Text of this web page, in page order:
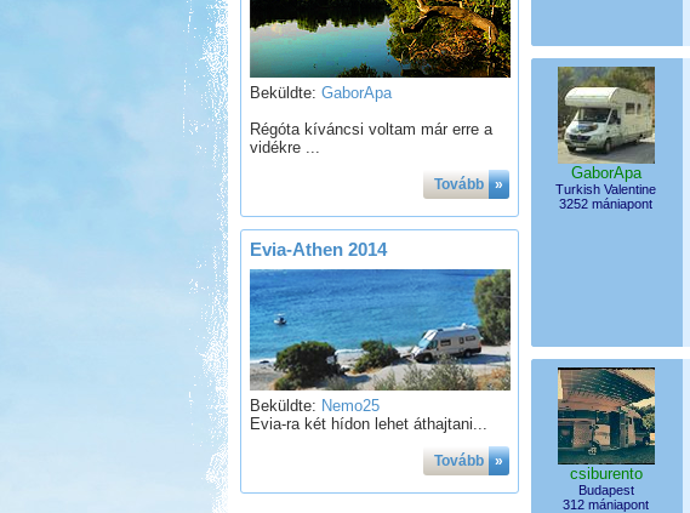
Beküldte: GaborApa
Régóta kíváncsi voltam már erre a
vidékre ...
Tovább »
Evia-Athen 2014
Beküldte: Nemo25
Evia-ra két hídon lehet áthajtani...
Tovább »
GaborApa
Turkish Valentine
3252 mániapont
csiburento
Budapest
312 mániapont